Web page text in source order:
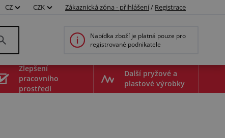
CZ CZK Zákaznická zóna - přihlášení/ Registrace
Nabídka zboží je platná pouze pro
registrované podnikatele
Zlepšení
pracovního
prostředí
Další pryžové a
plastové výrobky